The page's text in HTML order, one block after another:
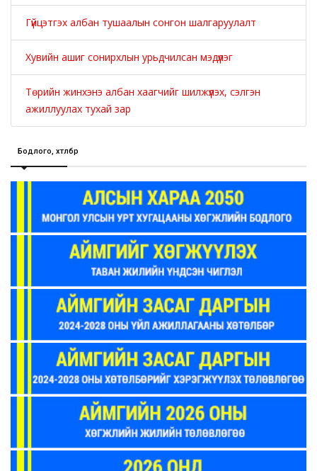
Гүйцэтгэх албан тушаалын сонгон шалгаруулалт
Хувийн ашиг сонирхлын урьдчилсан мэдүүлэг
Төрийн жинхэнэ албан хаагчийг шилжүүлэх, сэлгэн
ажиллуулах тухай зар
Бодлого, хөтөлбөр